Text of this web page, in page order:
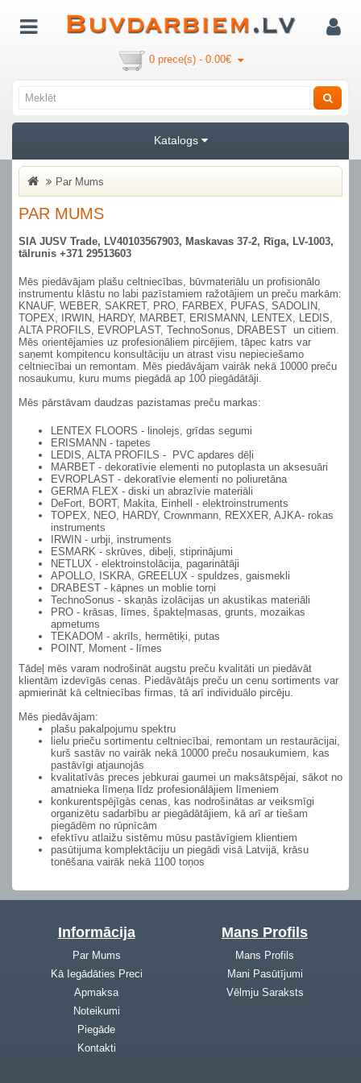
0 prece(s) - 0.00€
Katalogs
Par Mums
PAR MUMS
SIA JUSV Trade, LV40103567903, Maskavas 37-2, Rīga, LV-1003,
tālrunis +371 29513603
Mēs piedāvājam plašu celtniecības, būvmateriālu un profisionālo
instrumentu klāstu no labi pazīstamiem ražotājiem un preču markām:
KNAUF, WEBER, SAKRET, PRO, FARBEX, PUFAS, SADOLIN,
TOPEX, IRWIN, HARDY, MARBET, ERISMANN, LENTEX, LEDIS,
ALTA PROFILS, EVROPLAST, TechnoSonus, DRABEST un citiem.
Mēs orientējamies uz profesionāliem pircējiem, tāpec katrs var
saņemt kompitencu konsultāciju un atrast visu nepieciešamo
celtniecībai un remontam. Mēs piedāvājam vairāk nekā 10000 preču
nosaukumu, kuru mums piegādā ap 100 piegādātāji.
Mēs pārstāvam daudzas pazistamas preču markas:
LENTEX FLOORS - linolejs, grīdas segumi
ERISMANN - tapetes
LEDIS, ALTA PROFILS - PVC apdares dēļi
MARBET - dekoratīvie elementi no putoplasta un aksesuāri
EVROPLAST - dekoratīvie elementi no poliuretāna
GERMA FLEX - diski un abrazīvie materiāli
DeFort, BORT, Makita, Einhell - elektroinstruments
TOPEX, NEO, HARDY, Crownmann, REXXER, AJKA- rokas
instruments
IRWIN - urbji, instruments
ESMARK - skrūves, dibeļi, stiprinājumi
NETLUX - elektroinstolācija, pagarinātāji
APOLLO, ISKRA, GREELUX - spuldzes, gaismekli
DRABEST - kāpnes un moblie torņi
TechnoSonus - skaņās izolācijas un akustikas materiāli
PRO - krāsas, līmes, špakteļmasas, grunts, mozaikas
apmetums
TEKADOM - akrīls, hermētiķi, putas
POINT, Moment - līmes
Tādeļ mēs varam nodrošināt augstu preču kvalitāti un piedāvāt
klientām izdevīgās cenas. Piedāvātājs preču un cenu sortiments var
apmierināt kā celtniecības firmas, tā arī individuālo pircēju.
Mēs piedāvājam:
plašu pakalpojumu spektru
lielu prieču sortimentu celtniecībai, remontam un restaurācijai,
kurš sastāv no vairāk nekā 10000 preču nosaukumiem, kas
pastāvīgi atjaunojās
kvalitatīvās preces jebkurai gaumei un maksātspējai, sākot no
amatnieka līmeņa līdz profesionālājiem līmeniem
konkurentspējīgās cenas, kas nodrošinātas ar veiksmīgi
organizētu sadarbību ar piegādātājiem, kā arī ar tiešam
piegādēm no rūpnīcām
efektīvu atlaižu sistēmu mūsu pastāvīgiem klientiem
pasūtijuma komplektāciju un piegādi visā Latvijā, krāsu
tonēšana vairāk nekā 1100 toņos
Informācija
Par Mums
Kā Iegādāties Preci
Apmaksa
Noteikumi
Piegāde
Kontakti
Mans Profils
Mans Profils
Mani Pasūtījumi
Vēlmju Saraksts